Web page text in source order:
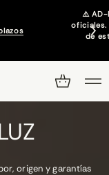
⚠️ AD-
oficiales.
de
origen y garantías
molturadas en pocas